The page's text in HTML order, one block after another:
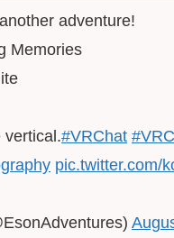
adventure!
Memories
vertical.#VRChat
pic.twitter.com/